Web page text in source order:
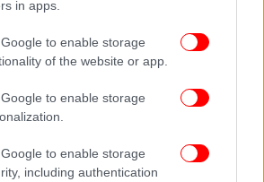
in apps.
to enable storage
of the website or app.
to enable storage
to enable storage
including authentication